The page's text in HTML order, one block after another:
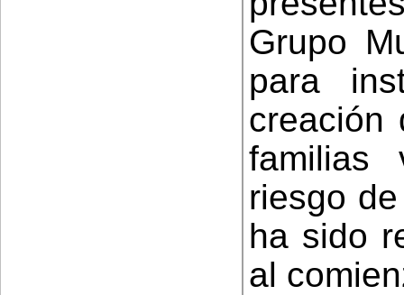
Grupo
para
creación
familias
riesgo
ha sido
al